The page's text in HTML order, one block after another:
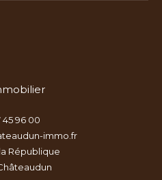
45 96 00
immo.fr
République
châteaudun